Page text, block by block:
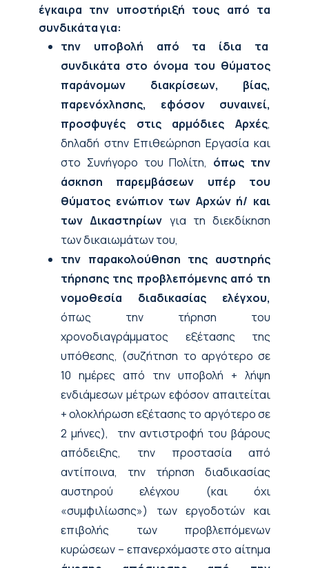
έγκαιρα την υποστήριξή τους από τα
συνδικάτα για:
την υποβολή από τα ίδια τα
συνδικάτα στο όνομα του θύματος
παράνομων διακρίσεων, βίας,
παρενόχλησης, εφόσον συναινεί,
προσφυγές στις αρμόδιες Αρχές,
δηλαδή στην Επιθεώρηση Εργασία και
στο Συνήγορο του Πολίτη, όπως την
άσκηση παρεμβάσεων υπέρ του
θύματος ενώπιον των Αρχών ή/ και
των Δικαστηρίων για τη διεκδίκηση
των δικαιωμάτων του,
την παρακολούθηση της αυστηρής
τήρησης της προβλεπόμενης από τη
νομοθεσία διαδικασίας ελέγχου,
όπως την τήρηση του
χρονοδιαγράμματος εξέτασης της
υπόθεσης, (συζήτηση το αργότερο σε
10 ημέρες από την υποβολή + λήψη
ενδιάμεσων μέτρων εφόσον απαιτείται
+ ολοκλήρωση εξέτασης το αργότερο σε
2 μήνες), την αντιστροφή του βάρους
απόδειξης, την προστασία από
αντίποινα, την τήρηση διαδικασίας
αυστηρού ελέγχου (και όχι
«συμφιλίωσης») των εργοδοτών και
επιβολής των προβλεπόμενων
κυρώσεων – επανερχόμαστε στο αίτημα